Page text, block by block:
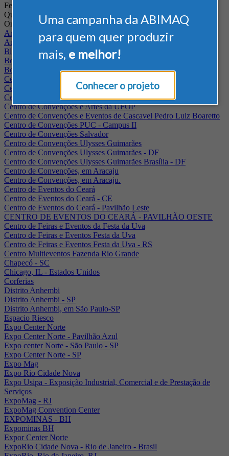
Uma campanha da ABIMAQ
para quem quer produzir
mais, e melhor!
Conhecer o projeto
Feiras
Quando
Onde
Arena Jaguariuna
Auditório Albano Franco - FIEPA
Blumenau - SC
BolognaFiere
Boulevard Olimpico - RJ
Centro Internacional de Convenções do Brasil, em Brasília
Centro de Convenções - SE
Centro de Convenções de Pernambuco - PE
Centro de Convenções e Artes da UFOP
Centro de Convenções e Eventos de Cascavel Pedro Luiz Boaretto
Centro de Convenções PUC - Campus II
Centro de Convenções Salvador
Centro de Convenções Ulysses Guimarães
Centro de Convenções Ulysses Guimarães - DF
Centro de Convenções Ulysses Guimarães Brasília - DF
Centro de Convenções, em Aracaju
Centro de Convenções, em Aracaju.
Centro de Eventos do Ceará
Centro de Eventos do Ceará - CE
Centro de Eventos do Ceará - Pavilhão Leste
CENTRO DE EVENTOS DO CEARÁ - PAVILHÃO OESTE
Centro de Feiras e Eventos da Festa da Uva
Centro de Feiras e Eventos Festa da Uva
Centro de Feiras e Eventos Festa da Uva - RS
Centro Multieventos Fazenda Rio Grande
Chapecó - SC
Chicago, IL - Estados Unidos
Corferias
Distrito Anhembi
Distrito Anhembi - SP
Distrito Anhembi, em São Paulo-SP
Espacio Riesco
Expo Center Norte
Expo Center Norte - Pavilhão Azul
Expo center Norte - São Paulo - SP
Expo Center Norte - SP
Expo Mag
Expo Rio Cidade Nova
Expo Usipa - Exposição Industrial, Comercial e de Prestação de
Serviços
ExpoMag - RJ
ExpoMag Convention Center
EXPOMINAS - BH
Expominas BH
Expor Center Norte
ExpoRio Cidade Nova - Rio de Janeiro - Brasil